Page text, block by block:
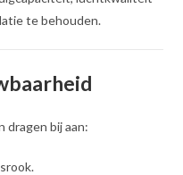
te behouden.
bij aan: